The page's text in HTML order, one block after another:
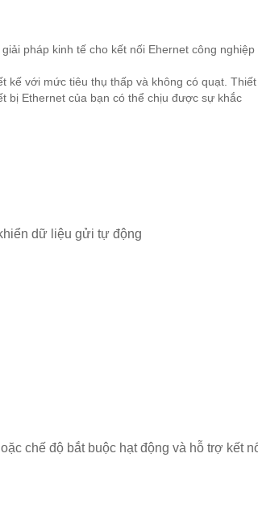
pháp kinh tế cho kết nối Ehernet công nghiệp
kế với mức tiêu thụ thấp và không có quạt.
bị Ethernet của bạn có thể chịu được sự khắc
dữ liệu gửi tự động
chế độ bắt buộc hạt động và hỗ trợ kết